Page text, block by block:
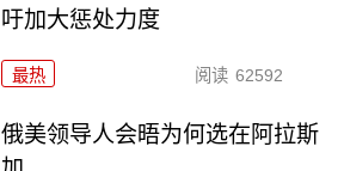
吁加大惩处力度
最热 阅读 62592
俄美领导人会晤为何选在阿拉斯